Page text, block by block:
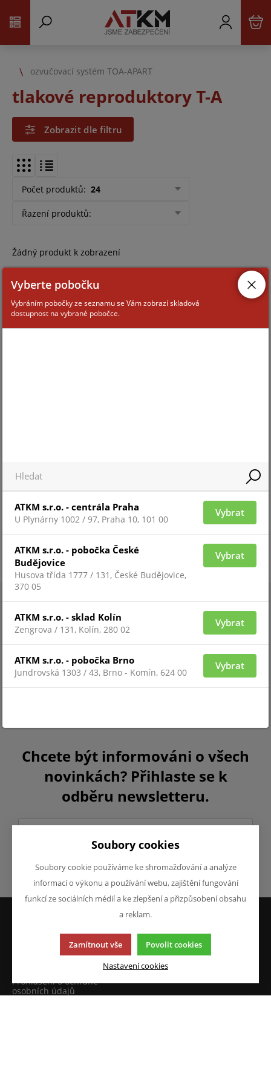
ozvučovací systém TOA-APART
tlakové reproduktory T-A
Zobrazit dle filtru
Počet produktů: 24
Řazení produktů:
Žádný produkt k zobrazení
Chcete být informováni o všech
novinkách? Přihlaste se k
odběru newsletteru.
Odeslat
VŠE O NÁKUPU
Prohlášení o ochraně
osobních údajů
O FIRMĚ
Kontakty
Soubory cookies
Soubory cookie používáme ke shromažďování a analýze
informací o výkonu a používání webu, zajištění fungování
funkcí ze sociálních médií a ke zlepšení a přizpůsobení obsahu
a reklam.
Zamítnout vše Povolit cookies
Nastavení cookies
Vyberte pobočku
Vybráním pobočky ze seznamu se Vám zobrazí skladová
dostupnost na vybrané pobočce.
ATKM s.r.o. - centrála Praha
U Plynárny 1002 / 97, Praha 10, 101 00
Vybrat
ATKM s.r.o. - pobočka České
Budějovice
Husova třída 1777 / 131, České Budějovice,
370 05
Vybrat
ATKM s.r.o. - sklad Kolín
Zengrova / 131, Kolín, 280 02
Vybrat
ATKM s.r.o. - pobočka Brno
Jundrovská 1303 / 43, Brno - Komín, 624 00
Vybrat